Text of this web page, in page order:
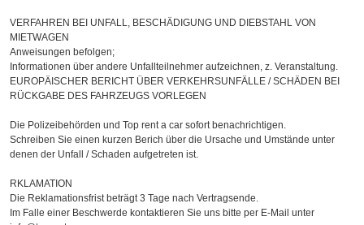
VERFAHREN BEI UNFALL, BESCHÄDIGUNG UND DIEBSTAHL VON
MIETWAGEN
Anweisungen befolgen;
Informationen über andere Unfallteilnehmer aufzeichnen, z. Veranstaltung.
EUROPÄISCHER BERICHT ÜBER VERKEHRSUNFÄLLE / SCHÄDEN BEI
RÜCKGABE DES FAHRZEUGS VORLEGEN
Die Polizeibehörden und Top rent a car sofort benachrichtigen.
Schreiben Sie einen kurzen Berich über die Ursache und Umstände unter
denen der Unfall / Schaden aufgetreten ist.
RKLAMATION
Die Reklamationsfrist beträgt 3 Tage nach Vertragsende.
Im Falle einer Beschwerde kontaktieren Sie uns bitte per E-Mail unter